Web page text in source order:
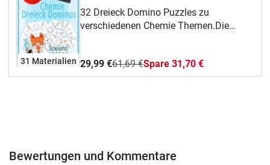
31 Materialien
32 Dreieck Domino Puzzles zu
verschiedenen Chemie Themen.Die
Stichpunkte, Beschreibung oder Bilder
angrenzender Seiten übereinstimmen
größere Dreiecke einfach auf A3
29,99 €61,69 €Spare 31,70 €
Bewertungen und Kommentare